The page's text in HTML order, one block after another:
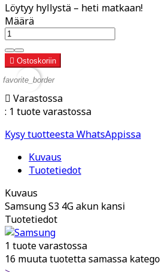
Löytyy hyllystä – heti matkaan!
Määrä
 Ostoskoriin
favorite_border
 Varastossa
: 1 tuote varastossa
Kysy tuotteesta WhatsAppissa
Kuvaus
Tuotetiedot
Kuvaus
Samsung S3 4G akun kansi
Tuotetiedot
1 tuote varastossa
16 muuta tuotetta samassa